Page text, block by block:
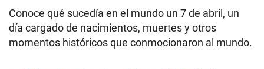
Conoce qué sucedía en el mundo un 7 de abril, un
día cargado de nacimientos, muertes y otros
momentos históricos que conmocionaron al mundo.